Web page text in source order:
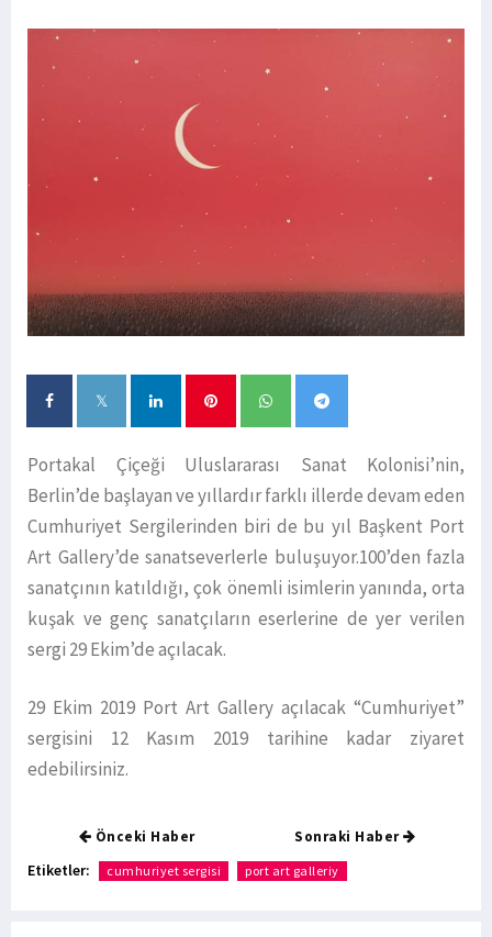
Portakal Çiçeği Uluslararası Sanat Kolonisi’nin,
Berlin’de başlayan ve yıllardır farklı illerde devam eden
Cumhuriyet Sergilerinden biri de bu yıl Başkent Port
Art Gallery’de sanatseverlerle buluşuyor.100’den fazla
sanatçının katıldığı, çok önemli isimlerin yanında, orta
kuşak ve genç sanatçıların eserlerine de yer verilen
sergi 29 Ekim’de açılacak.
29 Ekim 2019 Port Art Gallery açılacak “Cumhuriyet”
sergisini 12 Kasım 2019 tarihine kadar ziyaret
edebilirsiniz.
Önceki Haber Sonraki Haber
Etiketler: cumhuriyet sergisi port art galleriy